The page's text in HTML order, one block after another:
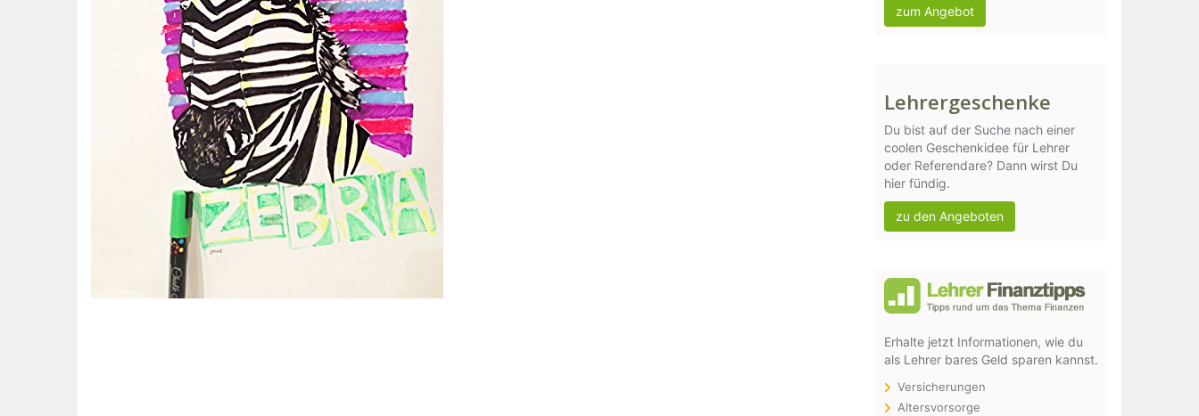
zum Angebot
Lehrergeschenke
Du bist auf der Suche nach einer
coolen Geschenkidee für Lehrer
oder Referendare? Dann wirst Du
hier fündig.
zu den Angeboten
Erhalte jetzt Informationen, wie du
als Lehrer bares Geld sparen kannst.
Versicherungen
Altersvorsorge